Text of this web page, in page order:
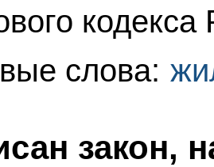
слова:
закон,